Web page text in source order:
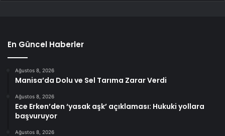
En Güncel Haberler
Ağustos 8, 2026
Manisa’da Dolu ve Sel Tarıma Zarar Verdi
Ağustos 8, 2026
Ece Erken’den ‘yasak aşk’ açıklaması: Hukuki yollara
başvuruyor
Ağustos 8, 2026